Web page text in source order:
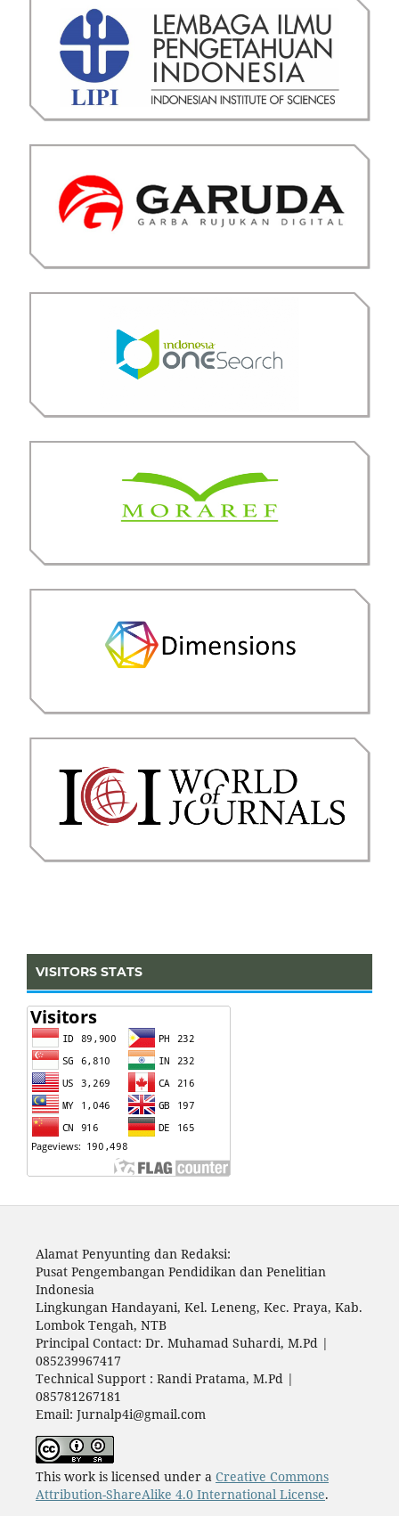
VISITORS STATS
Alamat Penyunting dan Redaksi:
Pusat Pengembangan Pendidikan dan Penelitian
Indonesia
Lingkungan Handayani, Kel. Leneng, Kec. Praya, Kab.
Lombok Tengah, NTB
Principal Contact: Dr. Muhamad Suhardi, M.Pd |
085239967417
Technical Support : Randi Pratama, M.Pd |
085781267181
Email: Jurnalp4i@gmail.com
This work is licensed under a Creative Commons
Attribution-ShareAlike 4.0 International License.